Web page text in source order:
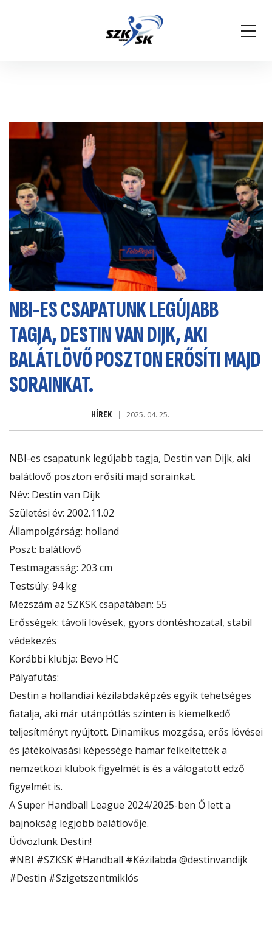
NBI-ES CSAPATUNK LEGÚJABB
TAGJA, DESTIN VAN DIJK, AKI
BALÁTLÖVŐ POSZTON ERŐSÍTI MAJD
SORAINKAT.
HÍREK 2025. 04. 25.
NBI-es csapatunk legújabb tagja, Destin van Dijk, aki
balátlövő poszton erősíti majd sorainkat.
Név: Destin van Dijk
Születési év: 2002.11.02
Állampolgárság: holland
Poszt: balátlövő
Testmagasság: 203 cm
Testsúly: 94 kg
Mezszám az SZKSK csapatában: 55
Erősségek: távoli lövések, gyors döntéshozatal, stabil
védekezés
Korábbi klubja: Bevo HC
Pályafutás:
Destin a hollandiai kézilabdaképzés egyik tehetséges
fiatalja, aki már utánpótlás szinten is kiemelkedő
teljesítményt nyújtott. Dinamikus mozgása, erős lövései
és játékolvasási képessége hamar felkeltették a
nemzetközi klubok figyelmét is és a válogatott edző
figyelmét is.
A Super Handball League 2024/2025-ben Ő lett a
bajnokság legjobb balátlövője.
Üdvözlünk Destin!
#NBI #SZKSK #Handball #Kézilabda @destinvandijk
#Destin #Szigetszentmiklós